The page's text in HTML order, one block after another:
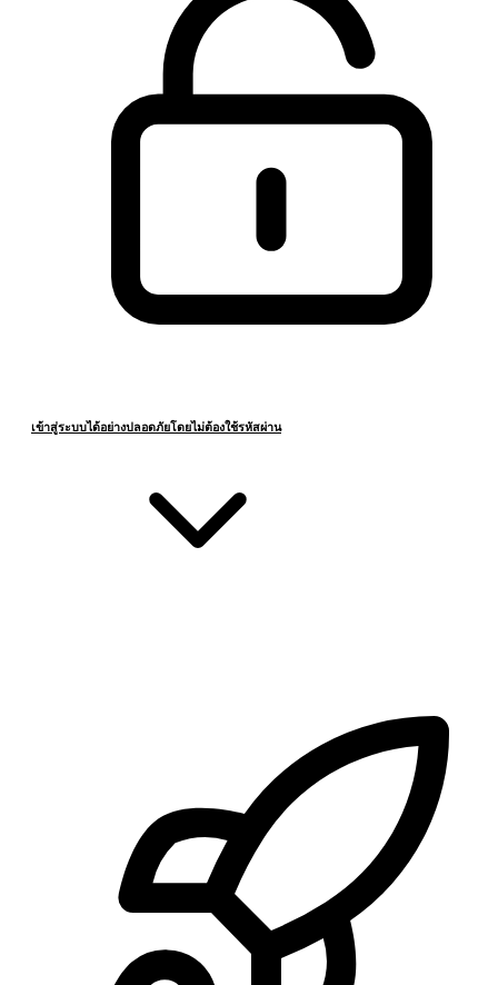
เข้าสู่ระบบได้อย่างปลอดภัยโดยไม่ต้องใช้รหัสผ่าน